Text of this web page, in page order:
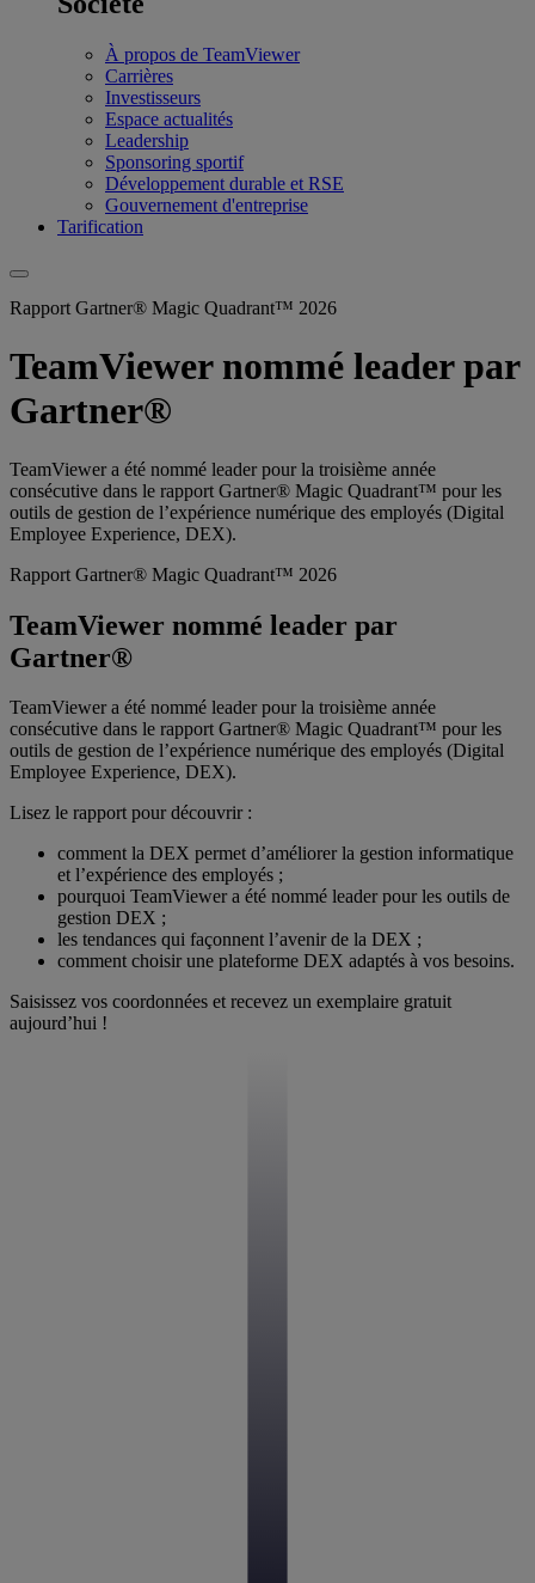
À propos de TeamViewer
Carrières
Investisseurs
Espace actualités
Leadership
Sponsoring sportif
Développement durable et RSE
Gouvernement d'entreprise
Tarification
Rapport Gartner® Magic Quadrant™ 2026
TeamViewer nommé leader par
Gartner®
TeamViewer a été nommé leader pour la troisième année
consécutive dans le rapport Gartner® Magic Quadrant™ pour les
outils de gestion de l’expérience numérique des employés (Digital
Employee Experience, DEX).
Rapport Gartner® Magic Quadrant™ 2026
TeamViewer nommé leader par
Gartner®
TeamViewer a été nommé leader pour la troisième année
consécutive dans le rapport Gartner® Magic Quadrant™ pour les
outils de gestion de l’expérience numérique des employés (Digital
Employee Experience, DEX).
Lisez le rapport pour découvrir :
comment la DEX permet d’améliorer la gestion informatique
et l’expérience des employés ;
pourquoi TeamViewer a été nommé leader pour les outils de
gestion DEX ;
les tendances qui façonnent l’avenir de la DEX ;
comment choisir une plateforme DEX adaptés à vos besoins.
Saisissez vos coordonnées et recevez un exemplaire gratuit
aujourd’hui !